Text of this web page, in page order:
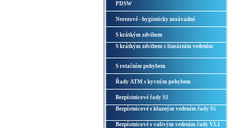
PDSW
Nerezové - hygienicky nezávadné
S krátkým zdvihem
S krátkým zdvihem s lineárním vedením
S rotačním pohybem
Řady ATM s kyvným pohybem
Bezpístnicové řady S1
Bezpístnicové s kluzným vedením řady S5
Bezpístnicové s valivým vedením řady VL1